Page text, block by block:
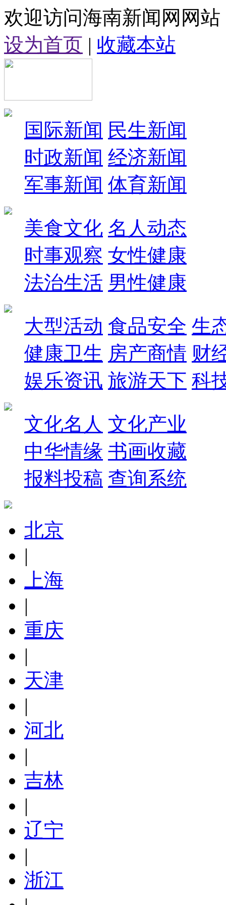
欢迎访问海南新闻网网站
设为首页 | 收藏本站
国际新闻 民生新闻
时政新闻 经济新闻
军事新闻 体育新闻
美食文化 名人动态
时事观察 女性健康
法治生活 男性健康
大型活动 食品安全 生
健康卫生 房产商情 财
娱乐资讯 旅游天下 科
文化名人 文化产业
中华情缘 书画收藏
报料投稿 查询系统
北京
|
上海
|
重庆
|
天津
|
河北
|
吉林
|
辽宁
|
浙江